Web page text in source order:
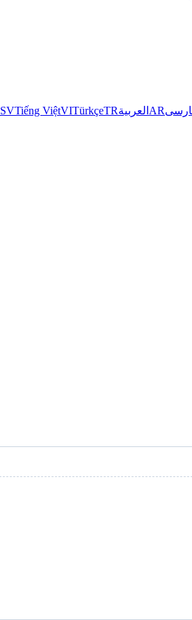
SVTiếng ViệtVITürkçeTRالعربية AR